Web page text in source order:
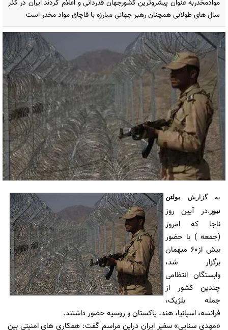
موادمخدربه عنوان پیشروترین کشورجهان قدردانی و اعلام کردند ایران در گذر
سال های طولانی همچنان رهبر جهانی مبارزه با قاچاق مواد مخدر است
به گزارش بولتن
نیوز ،در آیین روز
ناجا که امروز
(جمعه ) با حضور
بیش از60 میهمان
برگزار شد،
وابستگان انتظامی
چندین کشور از
جمله بلژیک،
فرانسه، اسپانیا، هند، پاکستان و روسیه حضور داشتند.
«مهدی سنایی» سفیر ایران دراین مراسم گفت: همکاری های امنیتی بین